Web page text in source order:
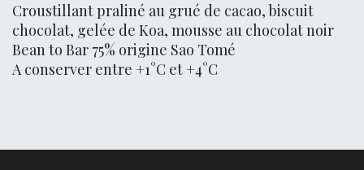
Croustillant praliné au grué de cacao, biscuit
chocolat, gelée de Koa, mousse au chocolat noir
Bean to Bar 75% origine Sao Tomé
A conserver entre +1°C et +4°C